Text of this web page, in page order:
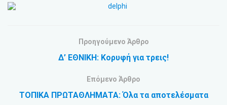
Προηγούμενο Άρθρο
Δ’ ΕΘΝΙΚΗ: Κορυφή για τρεις!
Επόμενο Άρθρο
ΤΟΠΙΚΑ ΠΡΩΤΑΘΛΗΜΑΤΑ: Όλα τα αποτελέσματα